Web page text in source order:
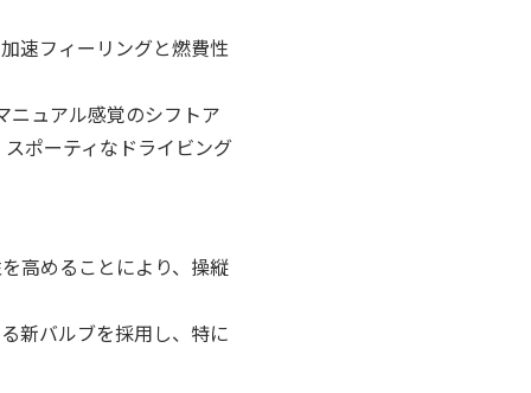
速フィーリングと燃費性
ニュアル感覚のシフトア
ポーティなドライビング
高めることにより、操縦
新バルブを採用し、特に